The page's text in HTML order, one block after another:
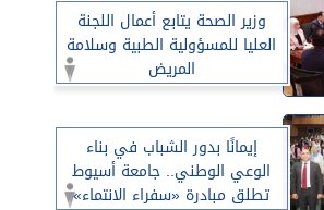
وزير الصحة يتابع أعمال اللجنة
العليا للمسؤولية الطبية وسلامة
المريض
إيمانًا بدور الشباب في بناء
الوعي الوطني.. جامعة أسيوط
تطلق مبادرة «سفراء الانتماء»